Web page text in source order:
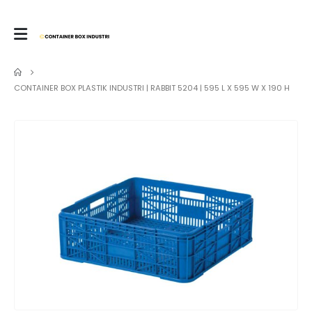
CONTAINER BOX PLASTIK INDUSTRI | RABBIT 5204 | 595 L X 595 W X 190 H